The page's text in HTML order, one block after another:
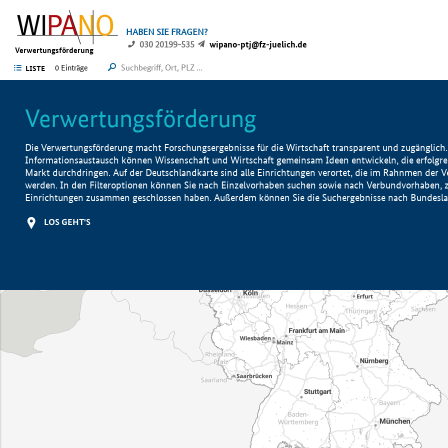
Verwertungsförderung
HABEN SIE FRAGEN?
030 20199-535
wipano-ptj@fz-juelich.de
LISTE 0 Einträge
Verwertungsförderung
Die Verwertungsförderung macht Forschungsergebnisse für die Wirtschaft transparent und
Informationsaustausch können Wissenschaft und Wirtschaft gemeinsam Ideen entwickeln, die
Markt durchdringen. Auf der Deutschlandkarte sind alle Einrichtungen verortet, die im Rahnmen der
werden. In den Filteroptionen können Sie nach Einzelvorhaben suchen sowie nach Verbundvorhaben,
Einrichtungen zusammen geschlossen haben. Außerdem können Sie die Suchergebnisse nach
LOS GEHT'S